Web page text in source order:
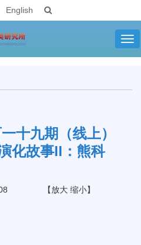
English
十九期（线上）
化故事II：熊科
【放大 缩小】